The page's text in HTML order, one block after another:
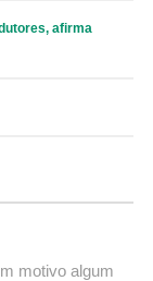
afirma
motivo algum